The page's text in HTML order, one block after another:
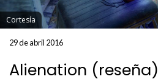
Cortesía
29 de abril 2016
Alienation (reseña)